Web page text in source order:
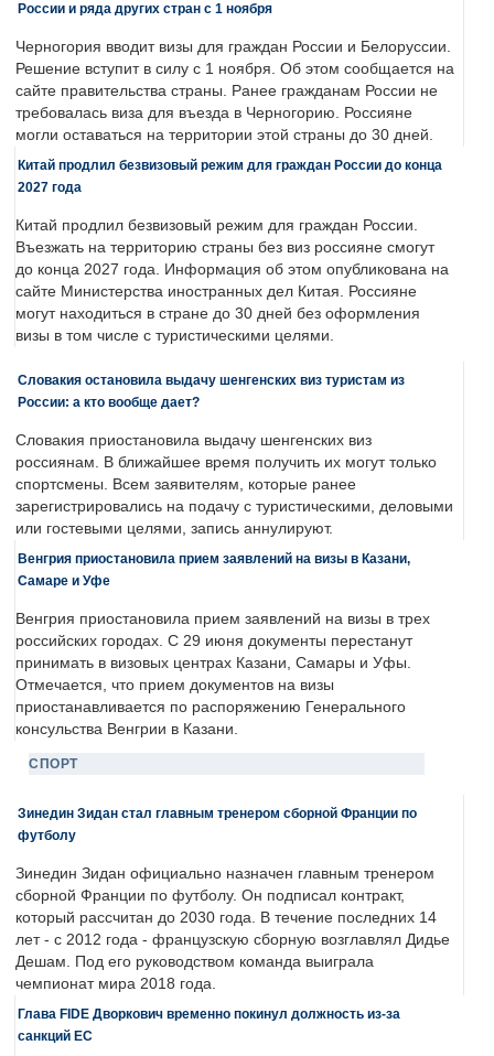
России и ряда других стран с 1 ноября
Черногория вводит визы для граждан России и Белоруссии.
Решение вступит в силу с 1 ноября. Об этом сообщается на
сайте правительства страны. Ранее гражданам России не
требовалась виза для въезда в Черногорию. Россияне
могли оставаться на территории этой страны до 30 дней.
Китай продлил безвизовый режим для граждан России до конца
2027 года
Китай продлил безвизовый режим для граждан России.
Въезжать на территорию страны без виз россияне смогут
до конца 2027 года. Информация об этом опубликована на
сайте Министерства иностранных дел Китая. Россияне
могут находиться в стране до 30 дней без оформления
визы в том числе с туристическими целями.
Словакия остановила выдачу шенгенских виз туристам из
России: а кто вообще дает?
Словакия приостановила выдачу шенгенских виз
россиянам. В ближайшее время получить их могут только
спортсмены. Всем заявителям, которые ранее
зарегистрировались на подачу с туристическими, деловыми
или гостевыми целями, запись аннулируют.
Венгрия приостановила прием заявлений на визы в Казани,
Самаре и Уфе
Венгрия приостановила прием заявлений на визы в трех
российских городах. С 29 июня документы перестанут
принимать в визовых центрах Казани, Самары и Уфы.
Отмечается, что прием документов на визы
приостанавливается по распоряжению Генерального
консульства Венгрии в Казани.
СПОРТ
Зинедин Зидан стал главным тренером сборной Франции по
футболу
Зинедин Зидан официально назначен главным тренером
сборной Франции по футболу. Он подписал контракт,
который рассчитан до 2030 года. В течение последних 14
лет - с 2012 года - французскую сборную возглавлял Дидье
Дешам. Под его руководством команда выиграла
чемпионат мира 2018 года.
Глава FIDE Дворкович временно покинул должность из-за
санкций ЕС